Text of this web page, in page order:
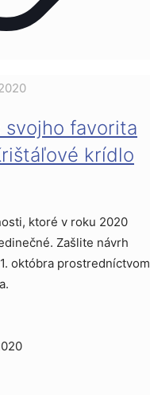
svojho favorita
krídlo
ktoré v roku 2020
Zašlite návrh
októbra prostredníctvom